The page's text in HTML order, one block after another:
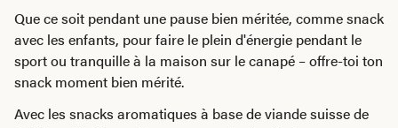
Que ce soit pendant une pause bien méritée, comme snack
avec les enfants, pour faire le plein d'énergie pendant le
sport ou tranquille à la maison sur le canapé – offre-toi ton
snack moment bien mérité.
Avec les snacks aromatiques à base de viande suisse de